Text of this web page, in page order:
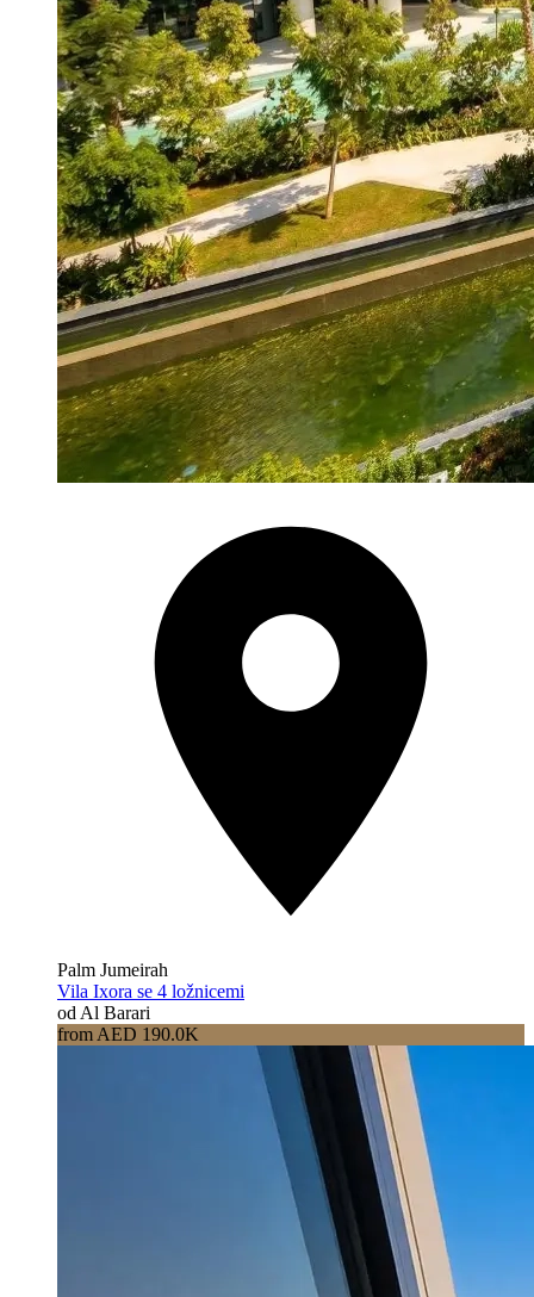
Palm Jumeirah
Vila Ixora se 4 ložnicemi
od Al Barari
from AED 190.0K